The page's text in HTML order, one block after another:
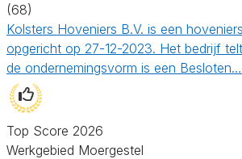
(68)
Kolsters Hoveniers B.V. is een
opgericht op 27-12-2023. Het bedrijf
de ondernemingsvorm is een Besloten…
Top Score 2026
Werkgebied Moergestel